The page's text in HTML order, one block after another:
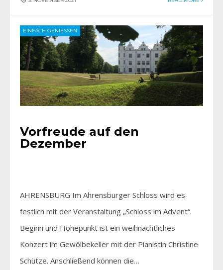
EINFACH GENIESSEN
Vorfreude auf den
Dezember
AHRENSBURG Im Ahrensburger Schloss wird es
festlich mit der Veranstaltung „Schloss im Advent“.
Beginn und Höhepunkt ist ein weihnachtliches
Konzert im Gewölbekeller mit der Pianistin Christine
Schütze. Anschließend können die…